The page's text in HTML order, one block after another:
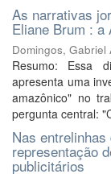
As narrativas
Eliane Brum : a
Domingos, Gabriel
Resumo: Essa
apresenta uma
amazônico" no
pergunta central:
Nas
representação
publicitários